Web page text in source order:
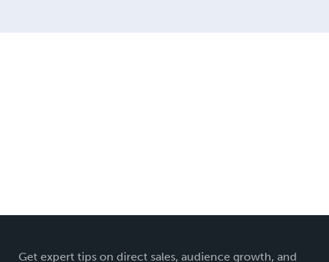
Get expert tips on direct sales, audience growth, and